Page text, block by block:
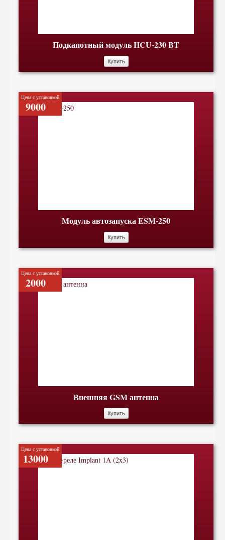
Подкапотный модуль HCU-230 BT
Купить
Цена с установкой
9000
Модуль автозапуска ESM-250
Купить
Цена с установкой
2000
Внешняя GSM антенна
Купить
Цена с установкой
13000